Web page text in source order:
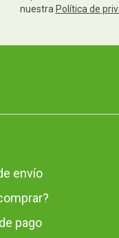
nuestra Política de
envío
pago